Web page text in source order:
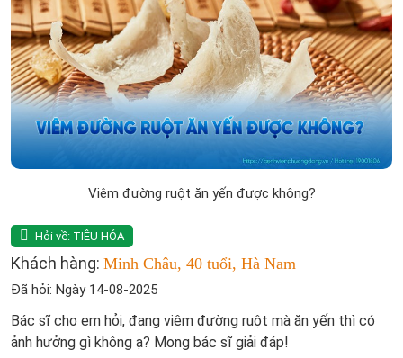
Viêm đường ruột ăn yến được không?
Hỏi về: TIÊU HÓA
Khách hàng: Minh Châu, 40 tuổi, Hà Nam
Đã hỏi: Ngày 14-08-2025
Bác sĩ cho em hỏi, đang viêm đường ruột mà ăn yến thì có
ảnh hưởng gì không ạ? Mong bác sĩ giải đáp!